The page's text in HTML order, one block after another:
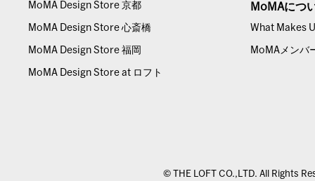
MoMA Design Store 京都
MoMA Design Store 心斎橋
MoMA Design Store 福岡
MoMA Design Store at ロフト
MoMAにつ
What Makes
MoMAメンバ
© THE LOFT CO.,LTD. All Rights